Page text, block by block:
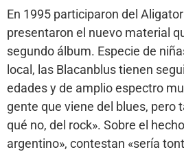
En 1995 participaron del
presentaron el nuevo material
segundo álbum. Especie de
local, las Blacanblus tienen
edades y de amplio espectro
gente que viene del blues, pero
qué no, del rock». Sobre el
argentino», contestan «sería